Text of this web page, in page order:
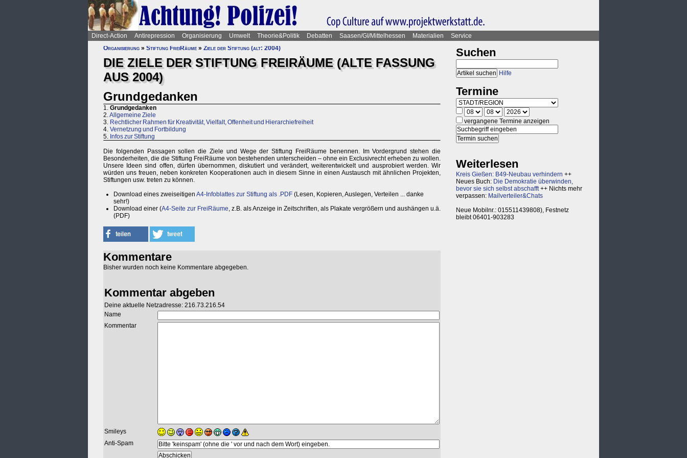
Direct-Action Antirepression Organisierung Umwelt Theorie&Politik Debatten Saasen/GI/Mittelhessen Materialien
Service
Organisierung » Stiftung FreiRäume » Ziele der Stiftung (alt: 2004)
DIE ZIELE DER STIFTUNG FREIRÄUME (ALTE FASSUNG
AUS 2004)
Grundgedanken
1. Grundgedanken
2.Allgemeine Ziele
3. Rechtlicher Rahmen für Kreativität, Vielfalt, Offenheit und Hierarchiefreiheit
4. Vernetzung und Fortbildung
5. Infos zur Stiftung
Die folgenden Passagen sollen die Ziele und Wege der Stiftung FreiRäume benennen. Im Vordergrund stehen die
Besonderheiten, die die Stiftung FreiRäume von bestehenden unterscheiden – ohne ein Exclusivrecht erheben zu wollen.
Unsere Ideen sind offen, dürfen übernommen, diskutiert und verändert, weiterentwickelt und ausprobiert werden. Wir
würden uns freuen, neben konkreten Kooperationen auch in diesem Sinne in einen Austausch mit ähnlichen Projekten,
Stiftungen usw. treten zu können.
Download eines zweiseitigen A4-Infoblattes zur Stiftung als .PDF (Lesen, Kopieren, Auslegen, Verteilen ... danke
sehr!)
Download einer (A4-Seite zur FreiRäume, z.B. als Anzeige in Zeitschriften, als Plakate vergrößern und aushängen u.ä.
(PDF)
Kommentare
Bisher wurden noch keine Kommentare abgegeben.
Kommentar abgeben
Deine aktuelle Netzadresse: 216.73.216.54
Name
Kommentar
Smileys
Anti-Spam
Suchen
Hilfe
Termine
vergangene Termine anzeigen
Weiterlesen
Kreis Gießen: B49-Neubau verhindern ++
Neues Buch: Die Demokratie überwinden,
bevor sie sich selbst abschafft++ Nichts mehr
verpassen: Mailverteiler&Chats
Neue Mobilnr.: 015511439808), Festnetz
bleibt 06401-903283